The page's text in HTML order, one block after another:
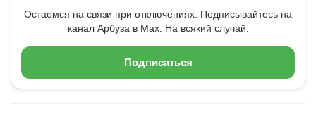
Остаемся на связи при отключениях. Подписывайтесь на
канал Арбуза в Max. На всякий случай.
Подписаться